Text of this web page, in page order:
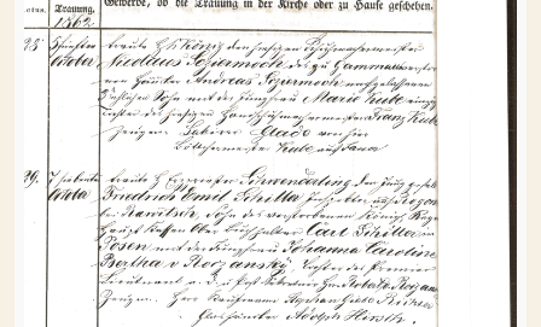
SPRACHE / LANGUAGE
Deutsch English